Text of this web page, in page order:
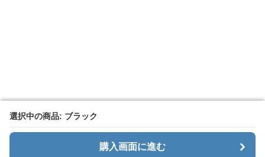
選択中の商品: ブラック
購入画面に進む
選択中の商品: ブラック
購入画面に進む